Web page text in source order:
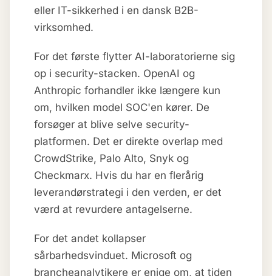
eller IT-sikkerhed i en dansk B2B-
virksomhed.
For det første flytter AI-laboratorierne sig
op i security-stacken. OpenAI og
Anthropic forhandler ikke længere kun
om, hvilken model SOC'en kører. De
forsøger at blive selve security-
platformen. Det er direkte overlap med
CrowdStrike, Palo Alto, Snyk og
Checkmarx. Hvis du har en flerårig
leverandørstrategi i den verden, er det
værd at revurdere antagelserne.
For det andet kollapser
sårbarhedsvinduet. Microsoft og
brancheanalytikere er enige om, at tiden